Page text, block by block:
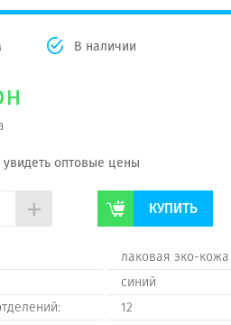
В наличии
оптовые цены
+ КУПИТЬ
лаковая эко-кожа
синий
12